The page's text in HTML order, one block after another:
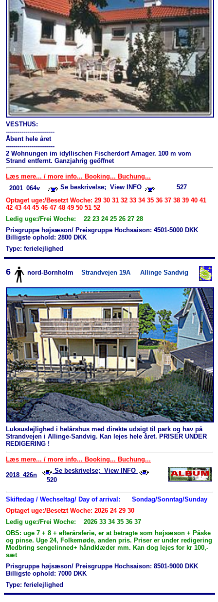
VESTHUS:
-------------------------
Åbent hele året
-------------------------
2 Wohnungen im idyllischen Fischerdorf Arnager. 100 m vom
Strand entfernt. Ganzjahrig geöffnet
Læs mere... / more info... Booking... Buchung...
2001_064v
Se beskrivelse; View INFO
527
Optaget uge:/Besetzt Woche: 29 30 31 32 33 34 35 36 37 38 39 40 41
42 43 44 45 46 47 48 49 50 51 52
Ledig uge:/Frei Woche: 22 23 24 25 26 27 28
Prisgruppe højsæson/ Preisgruppe Hochsaison: 4501-5000 DKK
Billigste ophold: 2800 DKK
Type: ferielejlighed
6 nord-Bornholm Strandvejen 19A Allinge Sandvig
Luksuslejlighed i helårshus med direkte udsigt til park og hav på
Strandvejen i Allinge-Sandvig. Kan lejes hele året. PRISER UNDER
REDIGERING !
Læs mere... / more info... Booking... Buchung...
2018_426n
Se beskrivelse; View INFO
520
Skiftedag / Wechseltag/ Day of arrival: Sondag/Sonntag/Sunday
Optaget uge:/Besetzt Woche: 2026 24 29 30
Ledig uge:/Frei Woche: 2026 33 34 35 36 37
OBS: uge 7 + 8 + efterårsferie, er at betragte som højsæson + Påske
og pinse. Uge 24, Folkemøde, anden pris. Priser er under redigering
Medbring sengelinned+ håndklæder mm. Kan dog lejes for kr 100,-
sæt
Prisgruppe højsæson/ Preisgruppe Hochsaison: 8501-9000 DKK
Billigste ophold: 7000 DKK
Type: ferielejlighed